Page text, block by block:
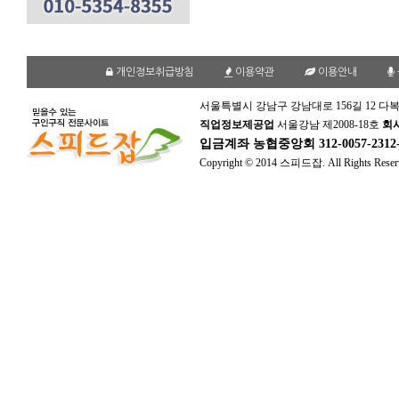
개인정보취급방침 이용약관 이용안내
서울특별시 강남구 강남대로 156길 12 다
직업정보제공업 서울강남 제2008-18호 회
입금계좌 농협중앙회 312-0057-
Copyright © 2014 스피드잡. All Rights